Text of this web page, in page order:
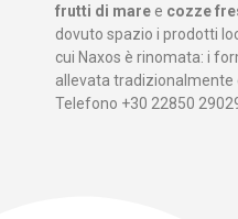
frutti di mare e cozze
dovuto spazio i prodotti
cui Naxos è rinomata: i
allevata tradizionalmente
Telefono +30 22850